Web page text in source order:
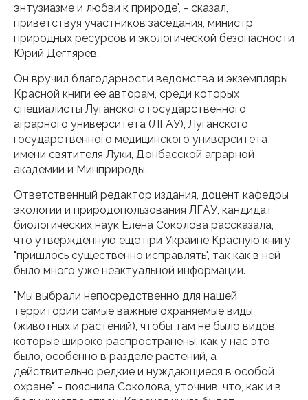
энтузиазме и любви к природе", - сказал,
приветствуя участников заседания, министр
природных ресурсов и экологической безопасности
Юрий Дегтярев.
Он вручил благодарности ведомства и экземпляры
Красной книги ее авторам, среди которых
специалисты Луганского государственного
аграрного университета (ЛГАУ), Луганского
государственного медицинского университета
имени святителя Луки, Донбасской аграрной
академии и Минприроды.
Ответственный редактор издания, доцент кафедры
экологии и природопользования ЛГАУ, кандидат
биологических наук Елена Соколова рассказала,
что утвержденную еще при Украине Красную книгу
"пришлось существенно исправлять", так как в ней
было много уже неактуальной информации.
"Мы выбрали непосредственно для нашей
территории самые важные охраняемые виды
(животных и растений), чтобы там не было видов,
которые широко распространены, как у нас это
было, особенно в разделе растений, а
действительно редкие и нуждающиеся в особой
охране", - пояснила Соколова, уточнив, что, как и в